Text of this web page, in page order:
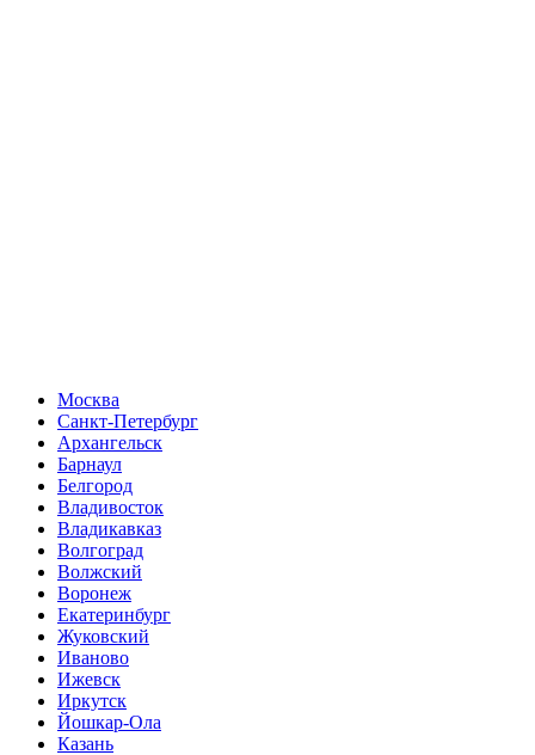
Москва
Санкт-Петербург
Архангельск
Барнаул
Белгород
Владивосток
Владикавказ
Волгоград
Волжский
Воронеж
Екатеринбург
Жуковский
Иваново
Ижевск
Иркутск
Йошкар-Ола
Казань